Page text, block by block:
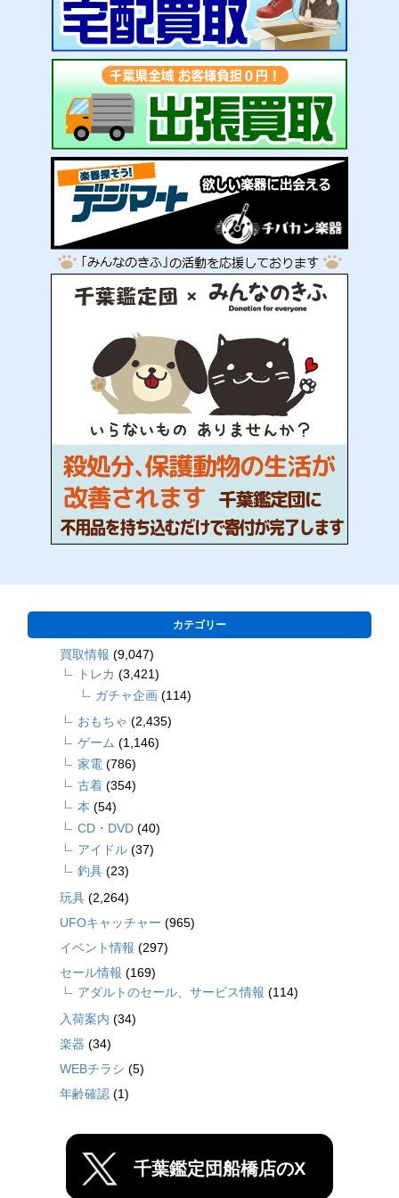
カテゴリー
買取情報 (9,047)
トレカ (3,421)
ガチャ企画 (114)
おもちゃ (2,435)
ゲーム (1,146)
家電 (786)
古着 (354)
本 (54)
CD・DVD (40)
アイドル (37)
釣具 (23)
玩具 (2,264)
UFOキャッチャー (965)
イベント情報 (297)
セール情報 (169)
アダルトのセール、サービス情報 (114)
入荷案内 (34)
楽器 (34)
WEBチラシ (5)
年齢確認 (1)
千葉鑑定団船橋店のX